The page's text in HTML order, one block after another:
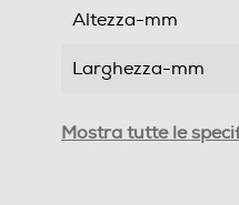
Altezza-mm
Larghezza-mm
Mostra tutte le